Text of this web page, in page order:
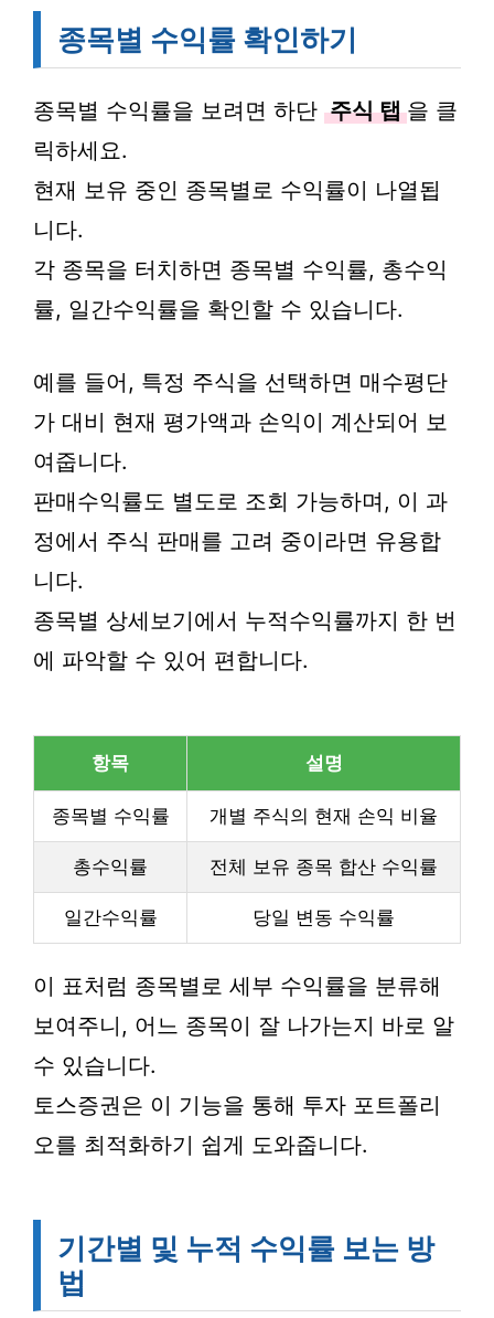
종목별 수익률 확인하기
종목별 수익률을 보려면 하단 주식 탭 을 클
릭하세요.
현재 보유 중인 종목별로 수익률이 나열됩
니다.
각 종목을 터치하면 종목별 수익률, 총수익
률, 일간수익률을 확인할 수 있습니다.
예를 들어, 특정 주식을 선택하면 매수평단
가 대비 현재 평가액과 손익이 계산되어 보
여줍니다.
판매수익률도 별도로 조회 가능하며, 이 과
정에서 주식 판매를 고려 중이라면 유용합
니다.
종목별 상세보기에서 누적수익률까지 한 번
에 파악할 수 있어 편합니다.
항목 설명
종목별 수익률 개별 주식의 현재 손익 비율
총수익률 전체 보유 종목 합산 수익률
일간수익률 당일 변동 수익률
이 표처럼 종목별로 세부 수익률을 분류해
보여주니, 어느 종목이 잘 나가는지 바로 알
수 있습니다.
토스증권은 이 기능을 통해 투자 포트폴리
오를 최적화하기 쉽게 도와줍니다.
기간별 및 누적 수익률 보는 방
법